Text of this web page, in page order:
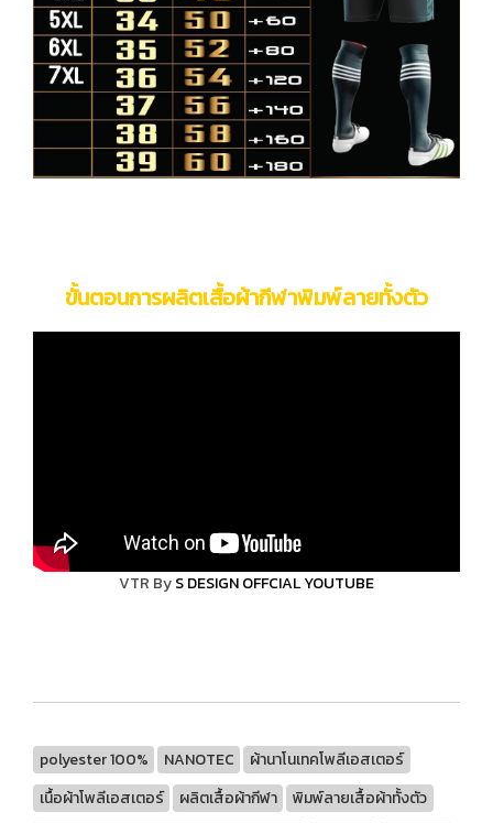
ขั้นตอนการผลิตเสื้อผ้ากีฬาพิมพ์ลายทั้งตัว
VTR ByS DESIGN OFFCIAL YOUTUBE
polyester 100% NANOTEC
ผ้านาโนเทคโพลีเอสเตอร์
เนื้อผ้าโพลีเอสเตอร์
ผลิตเสื้อผ้ากีฬา
พิมพ์ลายเสื้อผ้าทั้งตัว